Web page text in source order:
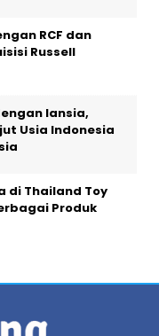
RCF dan
Russell
lansia,
Usia Indonesia
di Thailand Toy
Produk